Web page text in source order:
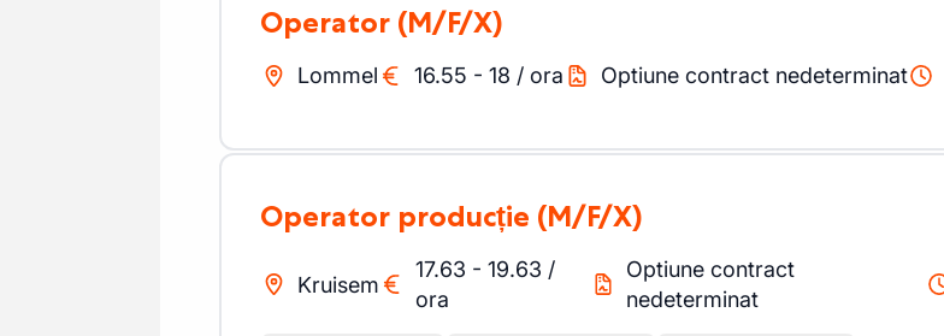
Operator (M/F/X)
Lommel 16.55 - 18 / ora Optiune contract nedeterminat
Operator producție (M/F/X)
Kruisem
17.63 - 19.63 /
ora
Optiune contract
nedeterminat